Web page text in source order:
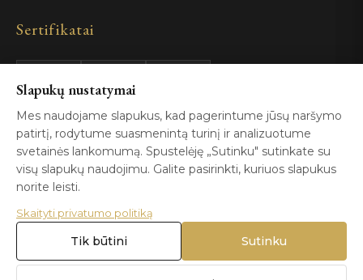
Sertifikatai
GIA
Certified
ISO 9001
© 2026 Blizga.lt. Visos teisės saugomos. |
Slapukų nustatymai
Mes naudojame slapukus, kad pagerintume jūsų naršymo
patirtį, rodytume suasmenintą turinį ir analizuotume
svetainės lankomumą. Spustelėję „Sutinku" sutinkate su
visų slapukų naudojimu. Galite pasirinkti, kuriuos slapukus
norite leisti.
Skaityti privatumo politiką
Tik būtini Sutinku